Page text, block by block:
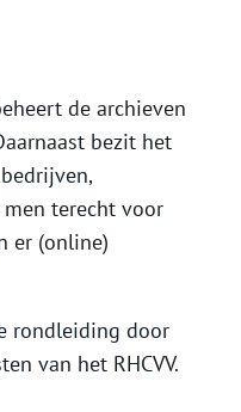
de archieven
bezit het
terecht voor
er (online)
rondleiding door
van het RHCVV.